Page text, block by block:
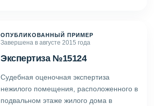
ОПУБЛИКОВАННЫЙ ПРИМЕР
Завершена в августе 2015 года
Экспертиза №15124
Судебная оценочная экспертиза
нежилого помещения, расположенного в
подвальном этаже жилого дома в